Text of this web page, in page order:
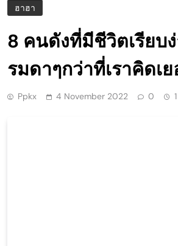
ฮาฮา
8 คนดังที่มีชีวิตเรียบ
รมดาๆกว่าที่เราคิดเย
Ppkx 4 November 2022 0